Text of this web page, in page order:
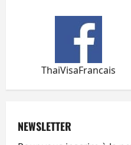
ThaiVisaFrancais
NEWSLETTER